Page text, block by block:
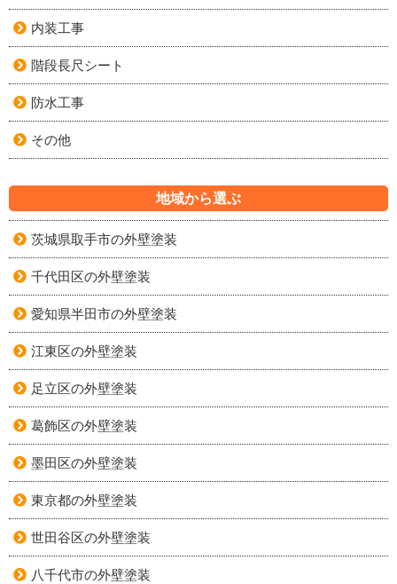
内装工事
階段長尺シート
防水工事
その他
地域から選ぶ
茨城県取手市の外壁塗装
千代田区の外壁塗装
愛知県半田市の外壁塗装
江東区の外壁塗装
足立区の外壁塗装
葛飾区の外壁塗装
墨田区の外壁塗装
東京都の外壁塗装
世田谷区の外壁塗装
八千代市の外壁塗装